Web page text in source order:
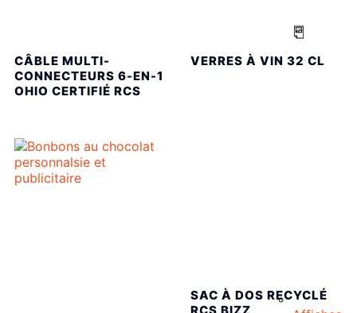
CÂBLE MULTI-
CONNECTEURS 6-EN-1
OHIO CERTIFIÉ RCS
VERRES À VIN 32 CL
SAC À DOS RECYCLÉ